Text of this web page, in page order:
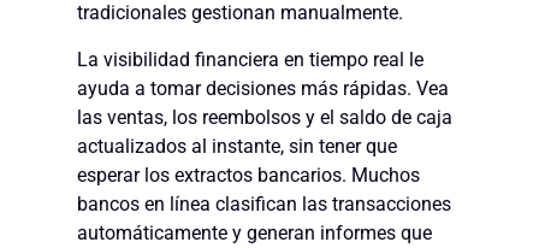
tradicionales gestionan manualmente.
La visibilidad financiera en tiempo real le
ayuda a tomar decisiones más rápidas. Vea
las ventas, los reembolsos y el saldo de caja
actualizados al instante, sin tener que
esperar los extractos bancarios. Muchos
bancos en línea clasifican las transacciones
automáticamente y generan informes que